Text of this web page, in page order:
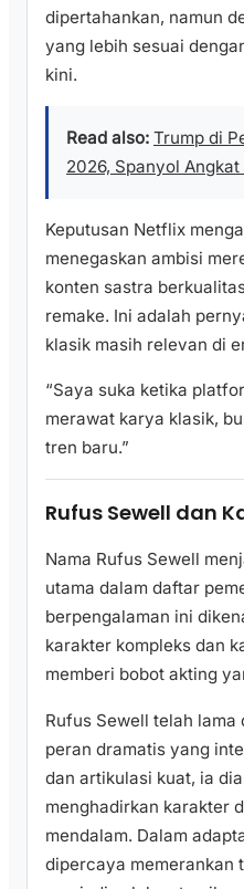
dipertahankan, namun
yang lebih sesuai
kini.
Read also: Trump di
2026, Spanyol
Keputusan Netflix
menegaskan ambisi
konten sastra
remake. Ini adalah
klasik masih relevan di
“Saya suka ketika
merawat karya klasik,
tren baru.”
Rufus Sewell dan
Nama Rufus Sewell
utama dalam daftar
berpengalaman ini
karakter kompleks dan
memberi bobot akting
Rufus Sewell telah
peran dramatis yang
dan artikulasi kuat, ia
menghadirkan karakter
mendalam. Dalam
dipercaya memerankan